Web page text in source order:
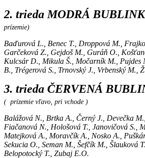
2. trieda MODRÁ
prízemie)
Baďurová L., Benec T., Droppová M.,
Garčeková Z., Gejdoš M., Guráň O.,
Kulcsár D., Mikula Š., Močarník M., Pujdes
B., Trégerová S., Trnovský J., Vrbenský M.,
3. trieda ČERVENÁ
( prízemie vľavo, pri vchode )
Balážová N., Brtka A., Černý J., Devečka
Fiačanová N., Hološová T., Janovičová S.,
Matejková A., Moravčík A., Nosko A.,
Sekucia O., Seman M., Šefčík M., Šlauková
Belopotocký T., Zubaj E.O.